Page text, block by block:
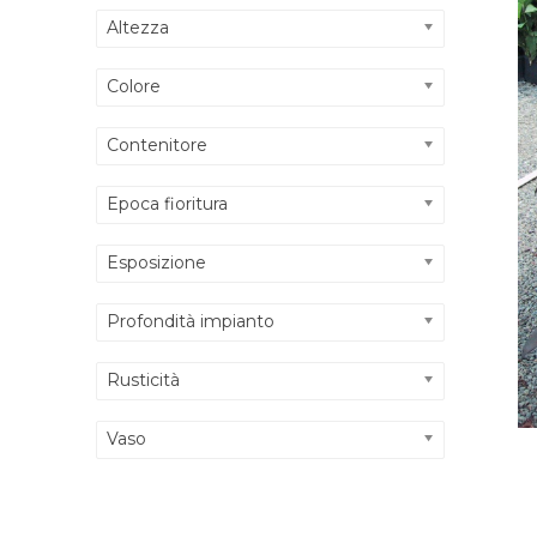
Altezza
Colore
Contenitore
Epoca fioritura
Esposizione
Profondità impianto
Rusticità
Vaso